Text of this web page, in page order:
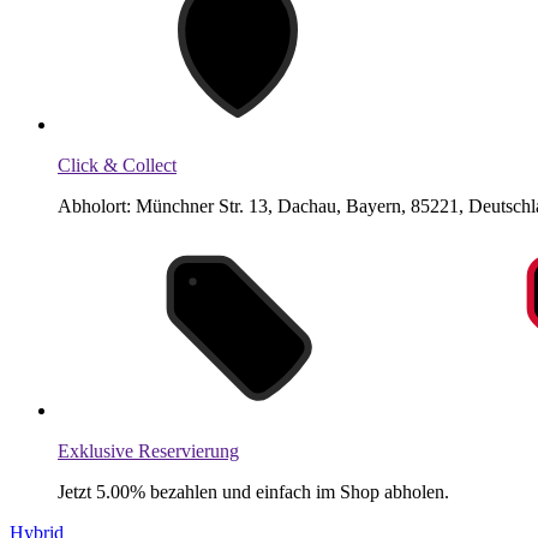
Click & Collect
Abholort: Münchner Str. 13, Dachau, Bayern, 85221,
Exklusive Reservierung
Jetzt 5.00% bezahlen und einfach im Shop abholen.
Hybrid